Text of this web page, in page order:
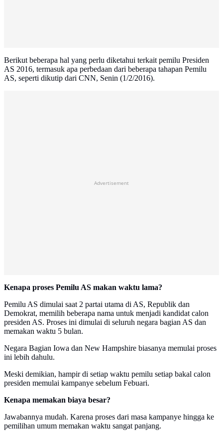
Berikut beberapa hal yang perlu diketahui terkait pemilu Presiden
AS 2016, termasuk apa perbedaan dari beberapa tahapan Pemilu
AS, seperti dikutip dari CNN, Senin (1/2/2016).
Advertisement
Kenapa proses Pemilu AS makan waktu lama?
Pemilu AS dimulai saat 2 partai utama di AS, Republik dan
Demokrat, memilih beberapa nama untuk menjadi kandidat calon
presiden AS. Proses ini dimulai di seluruh negara bagian AS dan
memakan waktu 5 bulan.
Negara Bagian Iowa dan New Hampshire biasanya memulai proses
ini lebih dahulu.
Meski demikian, hampir di setiap waktu pemilu setiap bakal calon
presiden memulai kampanye sebelum Febuari.
Kenapa memakan biaya besar?
Jawabannya mudah. Karena proses dari masa kampanye hingga ke
pemilihan umum memakan waktu sangat panjang.